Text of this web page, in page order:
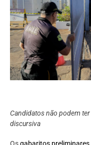
Candidatos não podem
discursiva
Osgabaritos preliminares